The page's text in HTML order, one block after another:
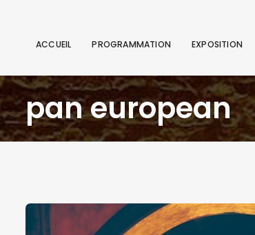
ACCUEIL PROGRAMMATION EXPOSITION
pan european